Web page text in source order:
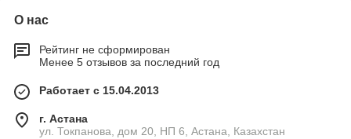
О нас
Рейтинг не сформирован
Менее 5 отзывов за последний год
Работает с 15.04.2013
г. Астана
ул. Токпанова, дом 20, НП 6, Астана, Казахстан